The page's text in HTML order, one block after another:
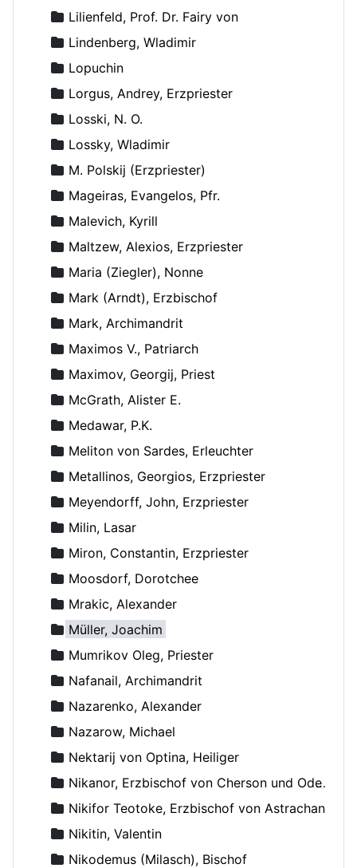
Lilienfeld, Prof. Dr. Fairy von
Lindenberg, Wladimir
Lopuchin
Lorgus, Andrey, Erzpriester
Losski, N. O.
Lossky, Wladimir
M. Polskij (Erzpriester)
Mageiras, Evangelos, Pfr.
Malevich, Kyrill
Maltzew, Alexios, Erzpriester
Maria (Ziegler), Nonne
Mark (Arndt), Erzbischof
Mark, Archimandrit
Maximos V., Patriarch
Maximov, Georgij, Priest
McGrath, Alister E.
Medawar, P.K.
Meliton von Sardes, Erleuchter
Metallinos, Georgios, Erzpriester
Meyendorff, John, Erzpriester
Milin, Lasar
Miron, Constantin, Erzpriester
Moosdorf, Dorotchee
Mrakic, Alexander
Müller, Joachim
Mumrikov Oleg, Priester
Nafanail, Archimandrit
Nazarenko, Alexander
Nazarow, Michael
Nektarij von Optina, Heiliger
Nikanor, Erzbischof von Cherson und Odessa
Nikifor Teotoke, Erzbischof von Astrachan
Nikitin, Valentin
Nikodemus (Milasch), Bischof